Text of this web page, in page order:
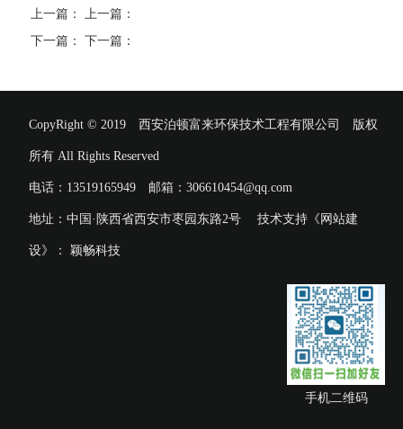
上一篇：
上一篇：
下一篇： 下一篇：
CopyRight © 2019 西安泊顿富来环保技术工程有限公司 版权
所有 All Rights Reserved
电话：13519165949 邮箱：306610454@qq.com
地址：中国·陕西省西安市枣园东路2号 技术支持《网站建
设》： 颖畅科技
手机二维码